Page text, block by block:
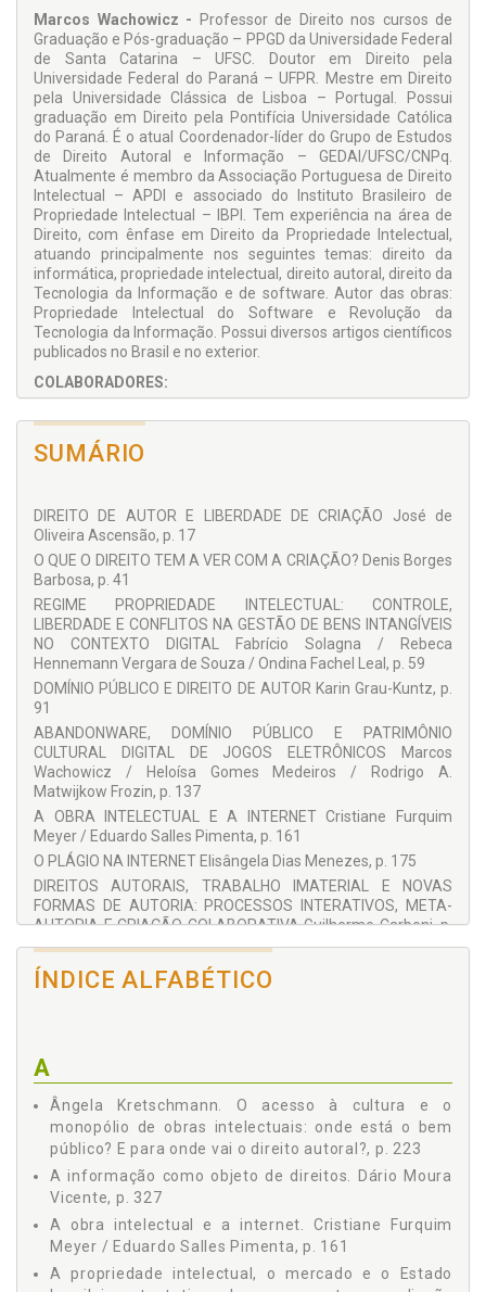
• Fotografia, Internet e Patrimônio Cultural
• Arte, Tecnologia e Sociedade
• Direito Ciberespacial: “soft law” ou “hard law”? Tecnologias,
Mercados e Liberdades
• Internet e a Determinação do lugar da Infração da
Propriedade Intelectual na União Europeia
• Excepciones y Limitaciones al Derecho de Autor en el
Ámbito Digital: ¿Hacia una Reforma del Anexo de la
Convención de Berna?
• As Teorias da Propriedade Intelectual propostas por William
Fisher: em busca da Funcionalização Social-econômica na
Era das Nanotecnologias
• Legislação aplicável na Responsabilidade Extracontratual
por Violações praticadas Transnacionalmente à Propriedade
Intelectual
Marcos Wachowicz -
Professor de Direito nos cursos de
Graduação e Pós-graduação – PPGD da Universidade Federal
de Santa Catarina – UFSC. Doutor em Direito pela
Universidade Federal do Paraná – UFPR. Mestre em Direito
pela Universidade Clássica de Lisboa – Portugal. Possui
graduação em Direito pela Pontifícia Universidade Católica
do Paraná. É o atual Coordenador-líder do Grupo de Estudos
de Direito Autoral e Informação – GEDAI/UFSC/CNPq.
Atualmente é membro da Associação Portuguesa de Direito
Intelectual – APDI e associado do Instituto Brasileiro de
Propriedade Intelectual – IBPI. Tem experiência na área de
Direito, com ênfase em Direito da Propriedade Intelectual,
atuando principalmente nos seguintes temas: direito da
informática, propriedade intelectual, direito autoral, direito da
Tecnologia da Informação e de software. Autor das obras:
Propriedade Intelectual do Software e Revolução da
Tecnologia da Informação. Possui diversos artigos científicos
publicados no Brasil e no exterior.
COLABORADORES:
Ângela Kretschmann
Carlos M. Correa
Charlene Maria C. de Ávila Plaza
Cristiane Furquim Meyer
Daniel Guerrini
Dário Moura Vicente
Denis Borges Barbosa
Denise de Holanda Freitas Pinheiro
Eduardo Pires
Eduardo Salles Pimenta
Elisângela Dias Menezes
Fabrício Solagna
Fernando Tricas García
Gemma M. Grávalos Parra
Guilherme Carboni
Guillermo Palao Moreno
Heloísa Gomes Medeiros
Jorge Renato dos Reis
José de Oliveira Ascensão
Karin Grau-Kuntz
Luiz Gonzaga Silva Adolfo
Marcos Wachowicz
Ondina Fachel Leal
Raul Murad R. de Castro
Wilson Furtado
SUMÁRIO
DIREITO DE AUTOR E LIBERDADE DE CRIAÇÃO José de
Oliveira Ascensão, p. 17
O QUE O DIREITO TEM A VER COM A CRIAÇÃO? Denis Borges
Barbosa, p. 41
REGIME PROPRIEDADE INTELECTUAL: CONTROLE,
LIBERDADE E CONFLITOS NA GESTÃO DE BENS INTANGÍVEIS
NO CONTEXTO DIGITAL Fabrício Solagna / Rebeca
Hennemann Vergara de Souza / Ondina Fachel Leal, p. 59
DOMÍNIO PÚBLICO E DIREITO DE AUTOR Karin Grau-Kuntz, p.
91
ABANDONWARE, DOMÍNIO PÚBLICO E PATRIMÔNIO
CULTURAL DIGITAL DE JOGOS ELETRÔNICOS Marcos
Wachowicz / Heloísa Gomes Medeiros / Rodrigo A.
Matwijkow Frozin, p. 137
A OBRA INTELECTUAL E A INTERNET Cristiane Furquim
Meyer / Eduardo Salles Pimenta, p. 161
O PLÁGIO NA INTERNET Elisângela Dias Menezes, p. 175
DIREITOS AUTORAIS, TRABALHO IMATERIAL E NOVAS
FORMAS DE AUTORIA: PROCESSOS INTERATIVOS, META-
AUTORIA E CRIAÇÃO COLABORATIVA Guilherme Carboni, p.
199
O ACESSO À CULTURA E O MONOPÓLIO DE OBRAS
INTELECTUAIS: ONDE ESTÁ O BEM PÚBLICO? E PARA ONDE
Reverón / Gemma M. Grávalos Parra / Fernando Tricas
García, p. 247
PROPRIEDADE INTELECTUAL E COMPUTAÇÃO EM NUVENS
(CLOUD COMPUTING): ASPECTOS DO CONTRATO DE
LICENÇA DE USO DO SOFTWARE COMO SERVIÇO (
SOFTWARE AS A SERVICE - SAAS) Patrícia de Oliveira Areas,
p. 267
COEXISTÊNCIA DE REGIMES PROTETIVOS EM PROPRIEDADE
INTELECTUAL E O TRATAMENTO TRIBUTÁRIO DO
SOFTWARE Charlene Maria C. de Ávila Plaza / Denise de
Holanda Freitas Pinheiro, p. 287
ÍNDICE ALFABÉTICO
A
Ângela Kretschmann. O acesso à cultura e o
monopólio de obras intelectuais: onde está o bem
público? E para onde vai o direito autoral?, p. 223
A informação como objeto de direitos. Dário Moura
Vicente, p. 327
A obra intelectual e a internet. Cristiane Furquim
Meyer / Eduardo Salles Pimenta, p. 161
A propriedade intelectual, o mercado e o Estado